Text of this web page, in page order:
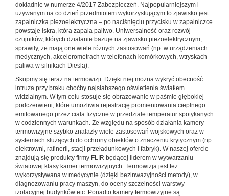
dokładnie w numerze 4/2017 Zabezpieczeń. Najpopularniejszym i
używanym na co dzień przedmiotem wykorzystującym to zjawisko jest
zapalniczka piezoelektryczna – po naciśnięciu przycisku w zapalniczce
powstaje iskra, która zapala paliwo. Uniwersalność oraz rozwój
czujników, których działanie bazuje na zjawisku piezoelektrycznym,
sprawiły, że mają one wiele różnych zastosowań (np. w urządzeniach
medycznych, akcelerometrach w telefonach komórkowych, wtryskach
paliwa w silnikach Diesla).
Skupmy się teraz na termowizji. Dzięki niej można wykryć obecność
intruza przy braku choćby najsłabszego oświetlenia światłem
widzialnym. W tym celu stosuje się obrazowanie w paśmie głębokiej
podczerwieni, które umożliwia rejestrację promieniowania cieplnego
emitowanego przez ciała fizyczne w przedziale temperatur spotykanych
w codziennych warunkach. Ze względu na sposób działania kamery
termowizyjne szybko znalazły wiele zastosowań wojskowych oraz w
systemach służących do ochrony obiektów o znaczeniu krytycznym (np.
elektrowni, rafinerii, stacji przeładunkowych i fabryk). W naszej ofercie
znajdują się produkty firmy FLIR będącej liderem w wytwarzaniu
światowej klasy kamer termowizyjnych. Termowizja jest też
wykorzystywana w medycynie (dzięki bezinwazyjności metody), w
diagnozowaniu pracy maszyn, do oceny szczelności warstwy
izolacyjnej budynków etc. Ponadto kamery termowizyjne są